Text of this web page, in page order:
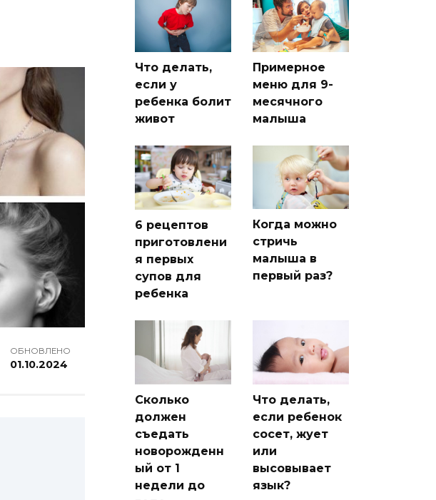
ОБНОВЛЕНО
01.10.2024
Что делать,
если у
ребенка болит
живот
Примерное
меню для 9-
месячного
малыша
6 рецептов
приготовлени
я первых
супов для
ребенка
Когда можно
стричь
малыша в
первый раз?
Сколько
должен
съедать
новорожденн
ый от 1
недели до
Что делать,
если ребенок
сосет, жует
или
высовывает
язык?